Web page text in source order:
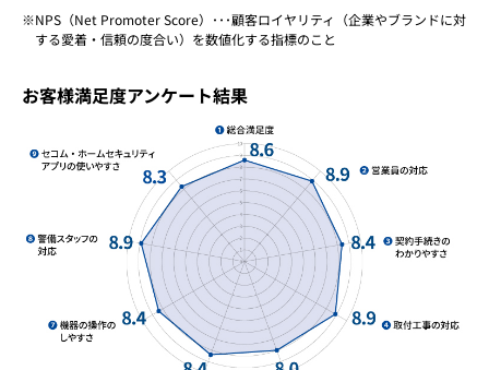
NPS（Net Promoter Score）･･･顧客ロイヤリティ（企業やブランドに対
する愛着・信頼の度合い）を数値化する指標のこと
お客様満足度アンケート結果